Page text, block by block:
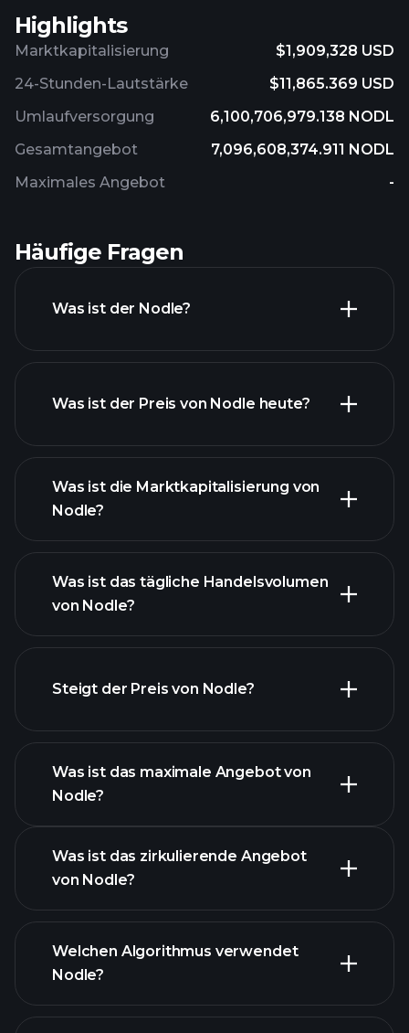
Highlights
Marktkapitalisierung
$1,909,328 USD
24-Stunden-Lautstärke
$11,865.369 USD
Umlaufversorgung
6,100,706,979.138 NODL
Gesamtangebot
7,096,608,374.911 NODL
Maximales Angebot
-
Häufige Fragen
Was ist der Nodle?
Was ist der Preis von Nodle heute?
fortgeschrittenen Chart
Was ist die Marktkapitalisierung von
Nodle?
Was ist das tägliche Handelsvolumen
von Nodle?
Steigt der Preis von Nodle?
Nodle Chart
Was ist das maximale Angebot von
Nodle?
Was ist das zirkulierende Angebot
von Nodle?
Welchen Algorithmus verwendet
Nodle?